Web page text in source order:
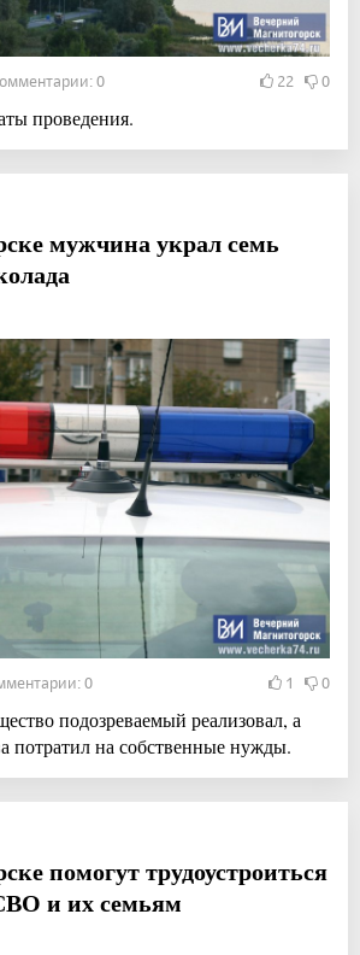
0 22 0
проведения.
мужчина украл семь
0 1 0
подозреваемый реализовал, а
потратил на собственные нужды.
помогут трудоустроиться
и их семьям